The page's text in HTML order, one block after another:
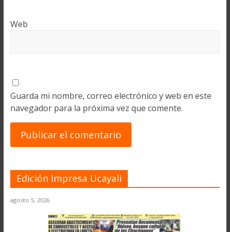
Web
Guarda mi nombre, correo electrónico y web en este
navegador para la próxima vez que comente.
Edición Impresa Ucayali
agosto 5, 2026